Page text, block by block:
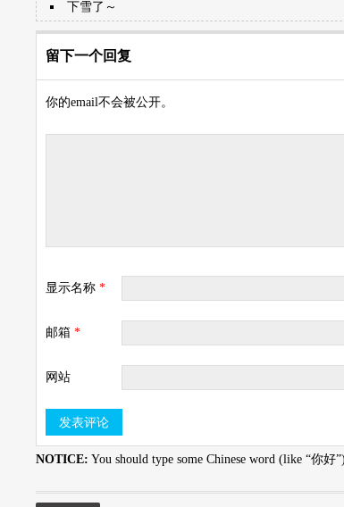
下雪了～
留下一个回复
你的email不会被公开。
显示名称*
邮箱*
网站
NOTICE: You should type some Chinese word (like “你好